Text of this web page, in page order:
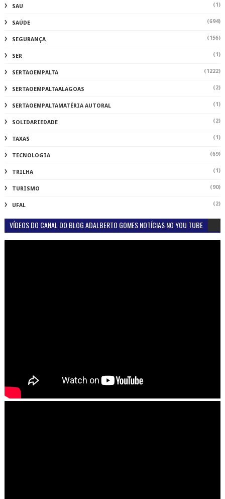
SAU (1)
SAÚDE (694)
SEGURANÇA (156)
SER (1)
SERTAOEMPALTA (1222)
SERTAOEMPALTAALAGOAS (2)
SERTAOEMPALTAMATÉRIA AUTORAL (1)
SOLIDARIEDADE (2)
TAXAS (1)
TECNOLOGIA (69)
TRILHA (1)
TURISMO (90)
UFAL (2)
VÍDEOS DO CANAL DO BLOG ADALBERTO GOMES NOTÍCIAS NO YOU TUBE